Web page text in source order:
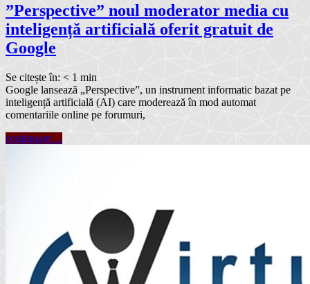
”Perspective” noul moderator media cu
inteligență artificială oferit gratuit de
Google
Se citește în: < 1 min
Google lansează „Perspective”, un instrument informatic bazat pe
inteligență artificială (AI) care moderează în mod automat
comentariile online pe forumuri,
continuare ...